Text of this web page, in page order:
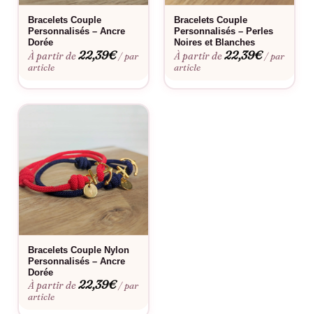
Saint-Valentin, anniversaires de rencontre, demandes en
mariage, cadeaux de fiançailles ou simplement pour célébrer
votre complicité au quotidien.
Bon à savoir
Consultez notre guide des tailles
. L’acier inoxydable ne craint ni l’eau ni l’usure
quotidienne. Un simple essuyage avec un chiffon doux suffit à
préserver leur brillance.
Fabriqué à la commande, floqué en France.
Bracelets Couple
Personnalisés – Ancre
Dorée
À partir de22,39€ / par
article
Bracelets Couple
Personnalisés – Perles
Noires et Blanches
À partir de22,39€ / par
article
Bracelets Couple Nylon
Personnalisés – Ancre
Dorée
À partir de22,39€ / par
article